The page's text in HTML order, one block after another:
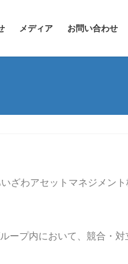
メディア お問い合わせ
ざわアセットマネジメン
ープ内において、競合・対